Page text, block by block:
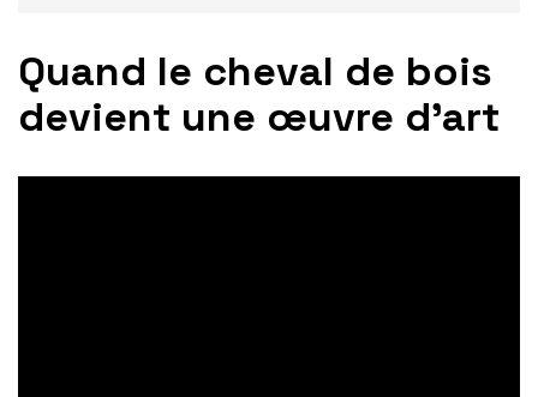
Quand le cheval de bois
devient une œuvre d’art